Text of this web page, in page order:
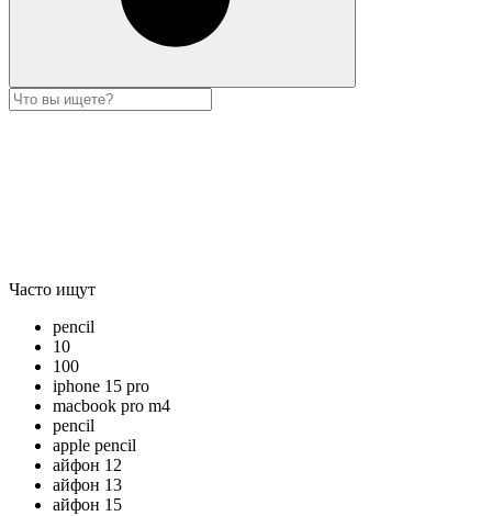
Часто ищут
pencil
10
100
iphone 15 pro
macbook pro m4
pencil
apple pencil
айфон 12
айфон 13
айфон 15